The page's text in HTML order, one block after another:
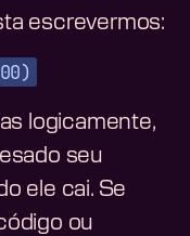
escrevermos:
logicamente,
seu
ele cai. Se
ou